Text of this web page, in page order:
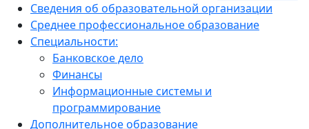
Сведения об образовательной организации
Среднее профессиональное образование
Специальности:
Банковское дело
Финансы
Информационные системы и
программирование
Дополнительное образование